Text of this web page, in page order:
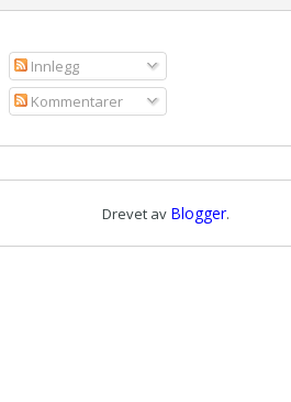
Innlegg
Kommentarer
Drevet av Blogger.